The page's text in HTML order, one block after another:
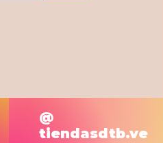
@
tiendasdtb.ve